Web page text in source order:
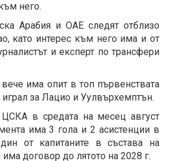
него.
Арабия и ОАЕ следят отблизо
като интерес към него има и от
и експерт по трансфери
има опит в топ първенствата
за Лацио и Уулвърхемптън.
в средата на месец август
има 3 гола и 2 асистенции в
от капитаните в състава на
има договор до лятото на 2028 г.